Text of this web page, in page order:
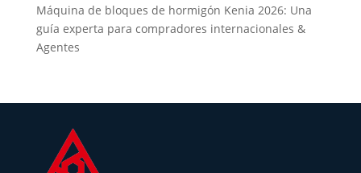
Máquina de bloques de hormigón Kenia 2026: Una
guía experta para compradores internacionales &
Agentes